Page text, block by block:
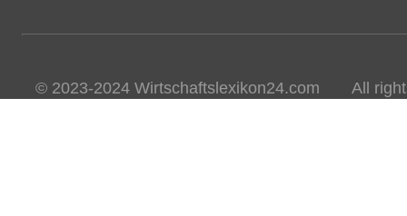
© 2023-2024 Wirtschaftslexikon24.com All